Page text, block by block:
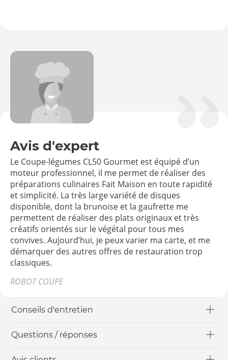
Conseils d'entretien
Questions / réponses
Avis d'expert
Le Coupe-légumes CL50 Gourmet est équipé d’un
moteur professionnel, il me permet de réaliser des
préparations culinaires Fait Maison en toute rapidité
et simplicité. La très large variété de disques
disponible, dont la brunoise et la gaufrette me
permettent de réaliser des plats originaux et très
créatifs orientés sur le végétal pour tous mes
convives. Aujourd’hui, je peux varier ma carte, et me
démarquer des autres offres de restauration trop
classiques.
ROBOT COUPE